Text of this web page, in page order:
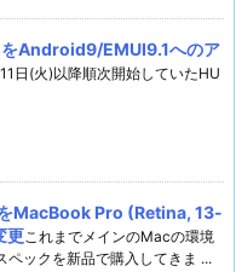
Android9/EMUI9.1へのア
日(火)以降順次開始していたHU
MacBook Pro (Retina, 13-
更これまでメインのMacの環境
ックを新品で購入してきま ...